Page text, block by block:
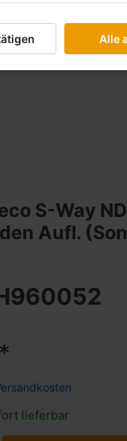
S-Way ND
Aufl.
lieferbar
Alle